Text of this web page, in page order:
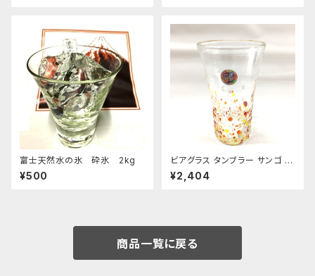
富士天然水の氷 砕氷 2kg
¥500
ビアグラス タンブラー サンゴ 琉
球ガラス 200cc
¥2,404
商品一覧に戻る